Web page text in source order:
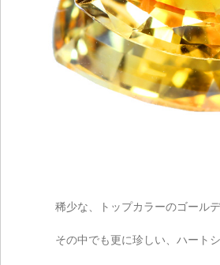
稀少な、トップカラーのゴール
その中でも更に珍しい、ハート